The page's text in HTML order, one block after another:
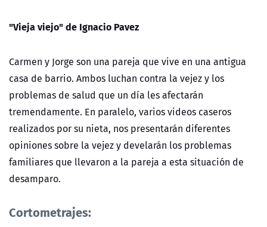
"Vieja viejo" de Ignacio Pavez
Carmen y Jorge son una pareja que vive en una antigua
casa de barrio. Ambos luchan contra la vejez y los
problemas de salud que un día les afectarán
tremendamente. En paralelo, varios videos caseros
realizados por su nieta, nos presentarán diferentes
opiniones sobre la vejez y develarán los problemas
familiares que llevaron a la pareja a esta situación de
desamparo.
Cortometrajes: